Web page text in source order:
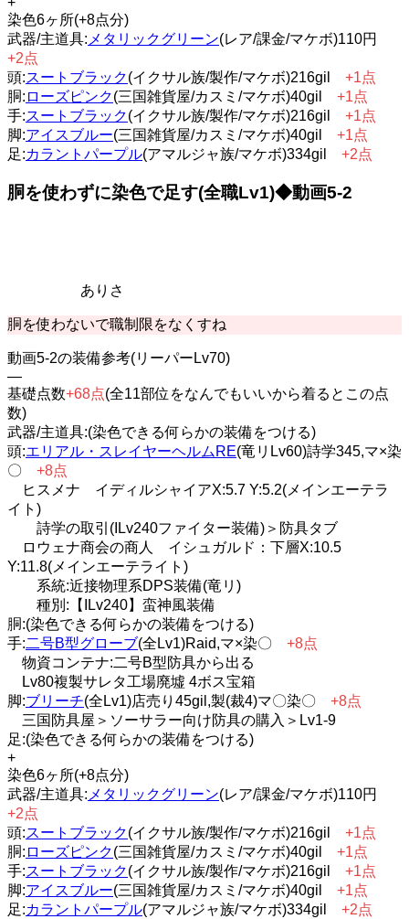
染色6ヶ所(+8点分)
武器/主道具: メタリックグリーン(レア/課金/マケボ)110円
+2点
頭:スートブラック(イクサル族/製作/マケボ)216gil +1点
胴: ローズピンク(三国雑貨屋/カスミ/マケボ)40gil +1点
手:スートブラック(イクサル族/製作/マケボ)216gil +1点
脚:アイスブルー(三国雑貨屋/カスミ/マケボ)40gil +1点
足:カラントパープル(アマルジャ族/マケボ)334gil +2点
胴を使わずに染色で足す(全職Lv1)◆動画5-2
ありさ
胴を使わないで職制限をなくすね
動画5-2の装備参考(リーパーLv70)
—
基礎点数+68点(全11部位をなんでもいいから着るとこの点
数)
武器/主道具:(染色できる何らかの装備をつける)
頭:エリアル・スレイヤーヘルムRE(竜リLv60)詩学345,マ×染
〇 +8点
ヒスメナ イディルシャイアX:5.7 Y:5.2(メインエーテラ
イト)
詩学の取引(ILv240ファイター装備)＞防具タブ
ロウェナ商会の商人 イシュガルド：下層X:10.5
Y:11.8(メインエーテライト)
系統:近接物理系DPS装備(竜リ)
種別:【ILv240】蛮神風装備
胴:(染色できる何らかの装備をつける)
手:二号B型グローブ(全Lv1)Raid,マ×染〇 +8点
物資コンテナ:二号B型防具から出る
Lv80複製サレタ工場廃墟 4ボス宝箱
脚:ブリーチ(全Lv1)店売り45gil,製(裁4)マ〇染〇 +8点
三国防具屋＞ソーサラー向け防具の購入＞Lv1-9
足:(染色できる何らかの装備をつける)
+
染色6ヶ所(+8点分)
武器/主道具: メタリックグリーン(レア/課金/マケボ)110円
+2点
頭:スートブラック(イクサル族/製作/マケボ)216gil +1点
胴: ローズピンク(三国雑貨屋/カスミ/マケボ)40gil +1点
手:スートブラック(イクサル族/製作/マケボ)216gil +1点
脚:アイスブルー(三国雑貨屋/カスミ/マケボ)40gil +1点
足:カラントパープル(アマルジャ族/マケボ)334gil +2点